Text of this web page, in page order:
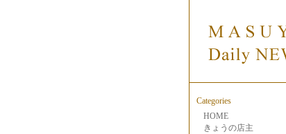
Categories
HOME
きょうの店主